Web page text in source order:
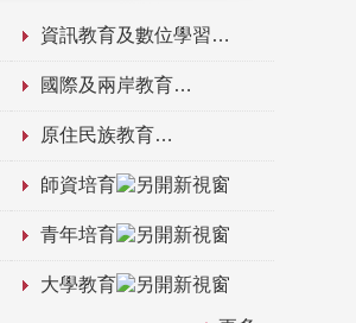
資訊教育及數位學習
國際及兩岸教育
原住民族教育
師資培育
青年培育
大學教育